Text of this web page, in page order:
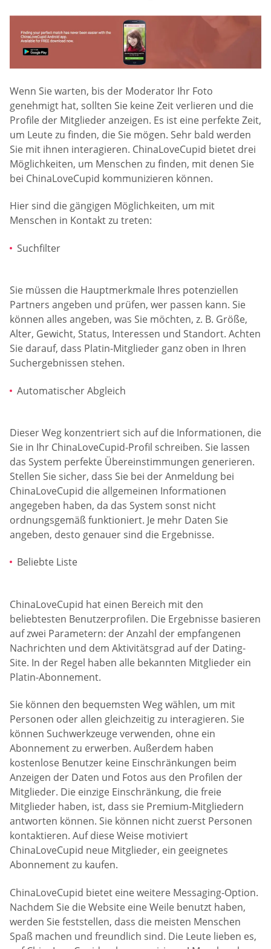
Wenn Sie warten, bis der Moderator Ihr Foto
genehmigt hat, sollten Sie keine Zeit verlieren und die
Profile der Mitglieder anzeigen. Es ist eine perfekte Zeit,
um Leute zu finden, die Sie mögen. Sehr bald werden
Sie mit ihnen interagieren. ChinaLoveCupid bietet drei
Möglichkeiten, um Menschen zu finden, mit denen Sie
bei ChinaLoveCupid kommunizieren können.
Hier sind die gängigen Möglichkeiten, um mit
Menschen in Kontakt zu treten:
Suchfilter
Sie müssen die Hauptmerkmale Ihres potenziellen
Partners angeben und prüfen, wer passen kann. Sie
können alles angeben, was Sie möchten, z. B. Größe,
Alter, Gewicht, Status, Interessen und Standort. Achten
Sie darauf, dass Platin-Mitglieder ganz oben in Ihren
Suchergebnissen stehen.
Automatischer Abgleich
Dieser Weg konzentriert sich auf die Informationen, die
Sie in Ihr ChinaLoveCupid-Profil schreiben. Sie lassen
das System perfekte Übereinstimmungen generieren.
Stellen Sie sicher, dass Sie bei der Anmeldung bei
ChinaLoveCupid die allgemeinen Informationen
angegeben haben, da das System sonst nicht
ordnungsgemäß funktioniert. Je mehr Daten Sie
angeben, desto genauer sind die Ergebnisse.
Beliebte Liste
ChinaLoveCupid hat einen Bereich mit den
beliebtesten Benutzerprofilen. Die Ergebnisse basieren
auf zwei Parametern: der Anzahl der empfangenen
Nachrichten und dem Aktivitätsgrad auf der Dating-
Site. In der Regel haben alle bekannten Mitglieder ein
Platin-Abonnement.
Sie können den bequemsten Weg wählen, um mit
Personen oder allen gleichzeitig zu interagieren. Sie
können Suchwerkzeuge verwenden, ohne ein
Abonnement zu erwerben. Außerdem haben
kostenlose Benutzer keine Einschränkungen beim
Anzeigen der Daten und Fotos aus den Profilen der
Mitglieder. Die einzige Einschränkung, die freie
Mitglieder haben, ist, dass sie Premium-Mitgliedern
antworten können. Sie können nicht zuerst Personen
kontaktieren. Auf diese Weise motiviert
ChinaLoveCupid neue Mitglieder, ein geeignetes
Abonnement zu kaufen.
ChinaLoveCupid bietet eine weitere Messaging-Option.
Nachdem Sie die Website eine Weile benutzt haben,
werden Sie feststellen, dass die meisten Menschen
Spaß machen und freundlich sind. Die Leute lieben es,